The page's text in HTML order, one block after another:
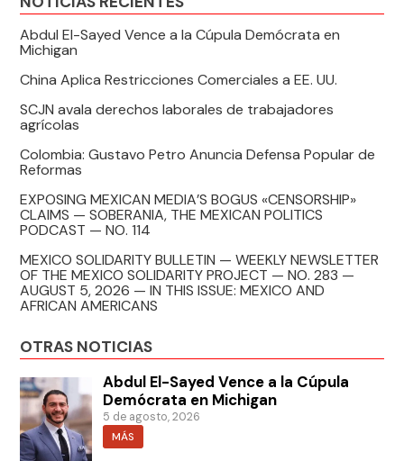
Abdul El-Sayed Vence a la Cúpula Demócrata en
Michigan
China Aplica Restricciones Comerciales a EE. UU.
SCJN avala derechos laborales de trabajadores
agrícolas
Colombia: Gustavo Petro Anuncia Defensa Popular de
Reformas
EXPOSING MEXICAN MEDIA’S BOGUS «CENSORSHIP»
CLAIMS — SOBERANIA, THE MEXICAN POLITICS
PODCAST — NO. 114
MEXICO SOLIDARITY BULLETIN — WEEKLY NEWSLETTER
OF THE MEXICO SOLIDARITY PROJECT — NO. 283 —
AUGUST 5, 2026 — IN THIS ISSUE: MEXICO AND
AFRICAN AMERICANS
OTRAS NOTICIAS
Abdul El-Sayed Vence a la Cúpula
Demócrata en Michigan
5 de agosto, 2026
MÁS